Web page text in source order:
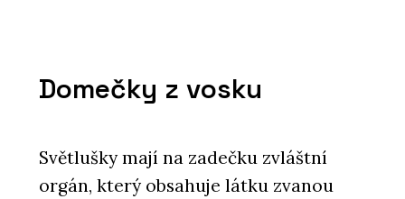
Okenní a dveřní systém MB-104
PASSIVE - Aluprof
Domečky z vosku
Světlušky mají na zadečku zvláštní
orgán, který obsahuje látku zvanou